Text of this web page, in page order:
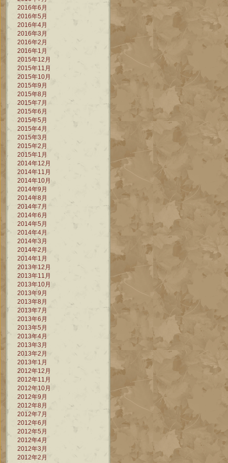
2016年6月
2016年5月
2016年4月
2016年3月
2016年2月
2016年1月
2015年12月
2015年11月
2015年10月
2015年9月
2015年8月
2015年7月
2015年6月
2015年5月
2015年4月
2015年3月
2015年2月
2015年1月
2014年12月
2014年11月
2014年10月
2014年9月
2014年8月
2014年7月
2014年6月
2014年5月
2014年4月
2014年3月
2014年2月
2014年1月
2013年12月
2013年11月
2013年10月
2013年9月
2013年8月
2013年7月
2013年6月
2013年5月
2013年4月
2013年3月
2013年2月
2013年1月
2012年12月
2012年11月
2012年10月
2012年9月
2012年8月
2012年7月
2012年6月
2012年5月
2012年4月
2012年3月
2012年2月